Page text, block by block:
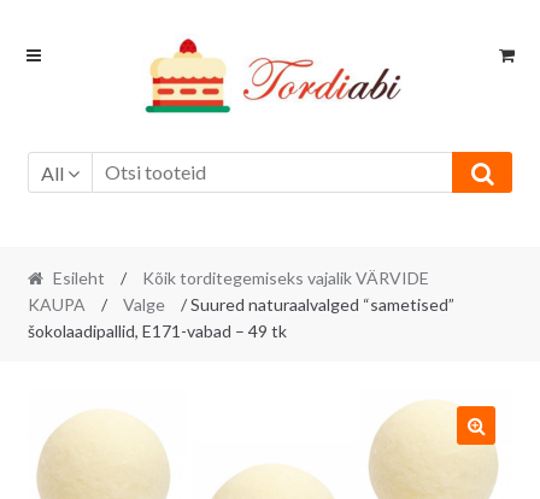
Skip
Skip
All
Esileht /
Kõik torditegemiseks vajalik VÄRVIDE
KAUPA
/ Valge
/ Suured naturaalvalged “sametised”
šokolaadipallid, E171-vabad – 49 tk